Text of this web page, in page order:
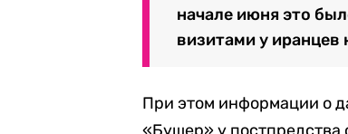
начале июня это
визитами у
При этом информации о
«Бушер» у постпредства